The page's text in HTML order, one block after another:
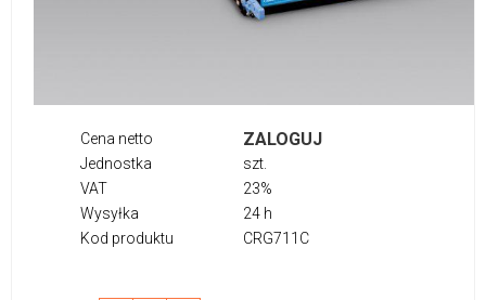
Cena netto ZALOGUJ
Jednostka
szt.
VAT
23%
Wysyłka
24 h
Kod produktu
CRG711C